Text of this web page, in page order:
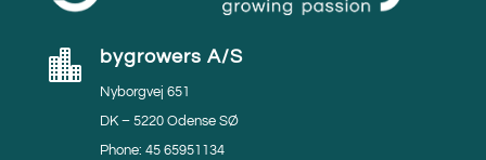
 bygrowers A/S
Nyborgvej 651
DK – 5220 Odense SØ
Phone: 45 65951134